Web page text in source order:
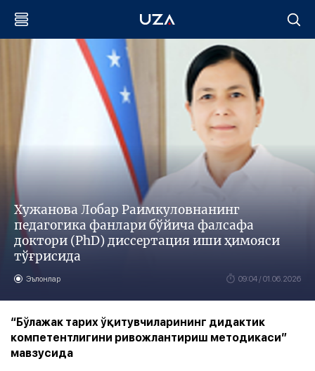
Хужанова Лобар Раимкуловнанинг
педагогика фанлари бўйича фалсафа
доктори (PhD) диссертация иши ҳимояси
тўғрисида
Эълонлар 09:04 / 01.06.2026
“Бўлажак тарих ўқитувчиларининг дидактик
компетентлигини ривожлантириш методикаси”
мавзусида